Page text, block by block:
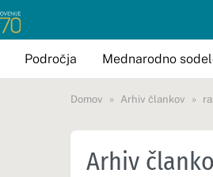
Področja Mednarodno
Domov Arhiv člankov
Arhiv